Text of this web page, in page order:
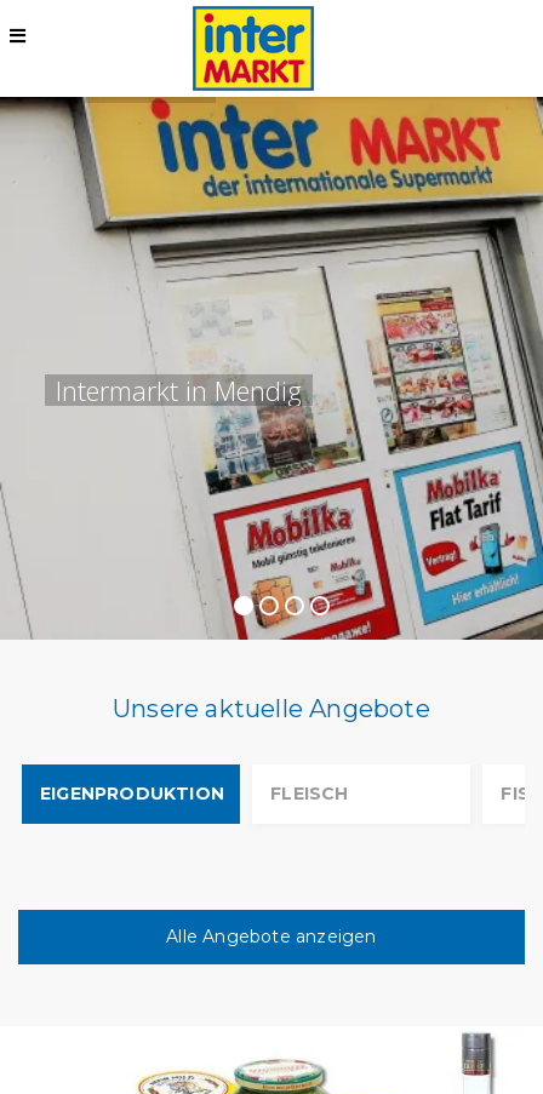
Intermarkt in Mendig
Unsere aktuelle Angebote
EIGENPRODUKTION FLEISCH
Alle Angebote anzeigen